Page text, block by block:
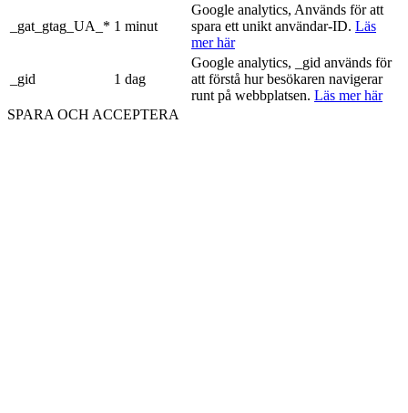
_gat_gtag_UA_* 1 minut
Google analytics, Används för att
spara ett unikt användar-ID. Läs
mer här
_gid 1 dag
Google analytics, _gid används för
att förstå hur besökaren navigerar
runt på webbplatsen. Läs mer här
SPARA OCH ACCEPTERA